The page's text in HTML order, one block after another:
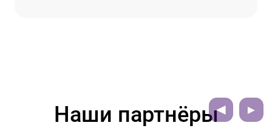
Наши партнёры